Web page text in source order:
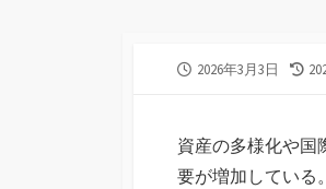
公
2026年3月3日
最
日
資産の多様化や国
要が増加している。